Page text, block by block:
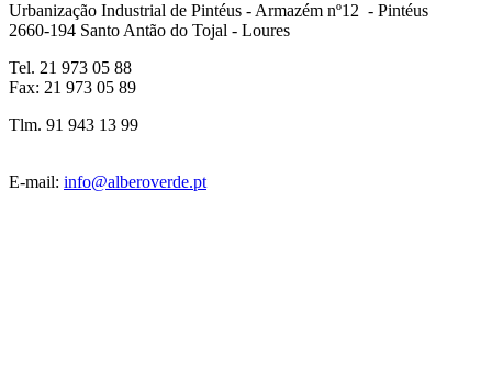
Urbanização Industrial de Pintéus - Armazém nº12 - Pintéus
2660-194 Santo Antão do Tojal - Loures
Tel. 21 973 05 88
Fax: 21 973 05 89
Tlm. 91 943 13 99
E-mail: info@alberoverde.pt